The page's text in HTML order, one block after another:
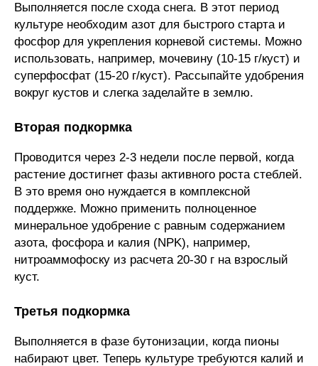
Выполняется после схода снега. В этот период
культуре необходим азот для быстрого старта и
фосфор для укрепления корневой системы. Можно
использовать, например, мочевину (10-15 г/куст) и
суперфосфат (15-20 г/куст). Рассыпайте удобрения
вокруг кустов и слегка заделайте в землю.
Вторая подкормка
Проводится через 2-3 недели после первой, когда
растение достигнет фазы активного роста стеблей.
В это время оно нуждается в комплексной
поддержке. Можно применить полноценное
минеральное удобрение с равным содержанием
азота, фосфора и калия (NPK), например,
нитроаммофоску из расчета 20-30 г на взрослый
куст.
Третья подкормка
Выполняется в фазе бутонизации, когда пионы
набирают цвет. Теперь культуре требуются калий и